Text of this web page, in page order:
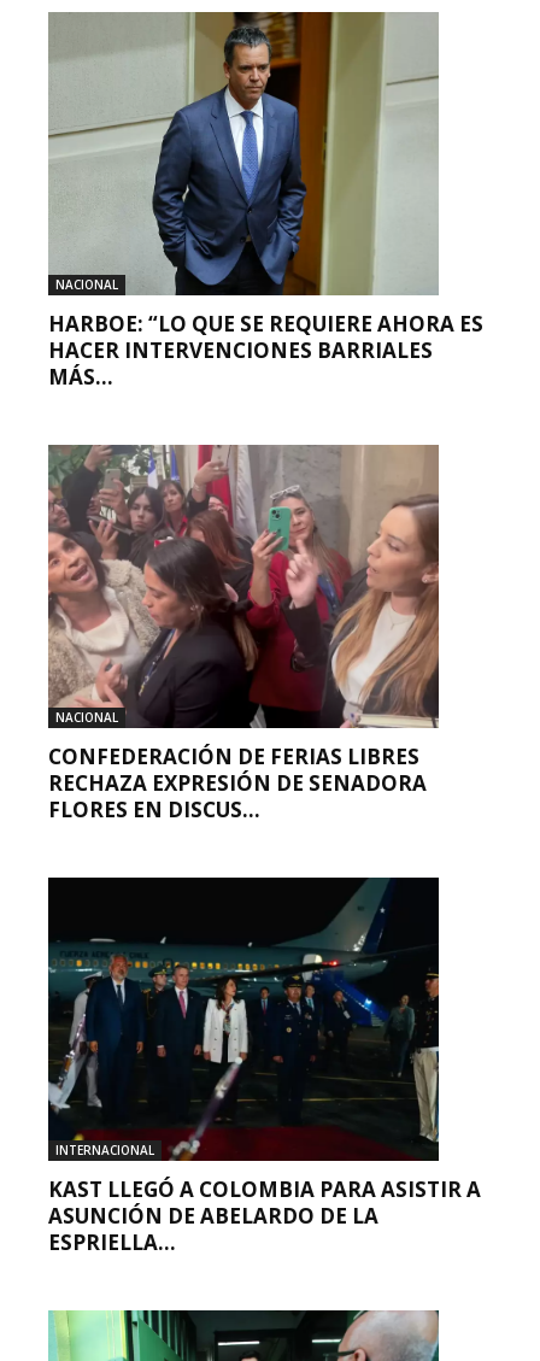
NACIONAL
HARBOE: “LO QUE SE REQUIERE AHORA ES
HACER INTERVENCIONES BARRIALES
MÁS...
NACIONAL
CONFEDERACIÓN DE FERIAS LIBRES
RECHAZA EXPRESIÓN DE SENADORA
FLORES EN DISCUS...
INTERNACIONAL
KAST LLEGÓ A COLOMBIA PARA ASISTIR A
ASUNCIÓN DE ABELARDO DE LA
ESPRIELLA...